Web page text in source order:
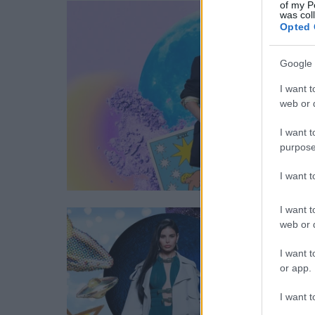
of my
was
Opted
Google
I want
web or
I want
I want
I want
web or
I want
or app.
I want